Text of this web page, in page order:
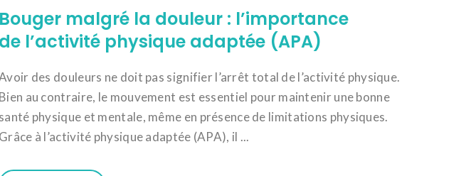
Bouger malgré la douleur : l’importance
de l’activité physique adaptée (APA)
des douleurs ne doit pas signifier l’arrêt total de l’activité physique.
Bien au contraire, le mouvement est essentiel pour maintenir une bonne
santé physique et mentale, même en présence de limitations physiques.
Grâce à l’activité physique adaptée (APA), il ...